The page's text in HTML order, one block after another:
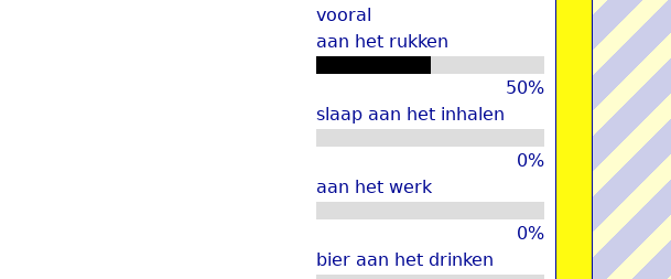
vooral
aan het rukken
50%
slaap aan het inhalen
0%
aan het werk
0%
bier aan het drinken